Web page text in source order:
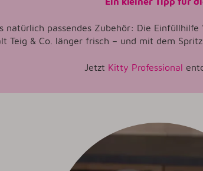
natürlich passendes Zubehör: Die
Teig & Co. länger frisch – und mit dem
Jetzt Kitty Professional